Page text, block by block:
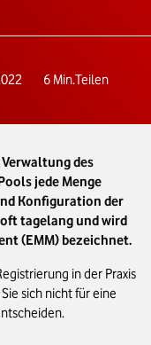
6 Min.Teilen
des
jede Menge
Konfiguration der
tagelang und wird
(EMM) bezeichnet.
in der Praxis
sich nicht für eine